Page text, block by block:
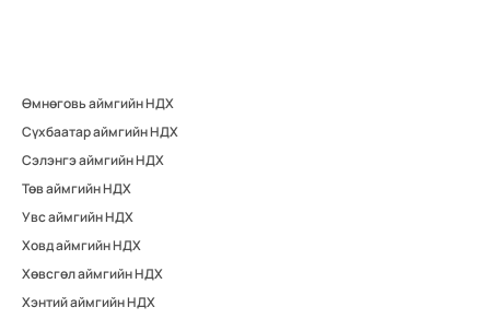
Өмнөговь аймгийн НДХ
Сүхбаатар аймгийн НДХ
Сэлэнгэ аймгийн НДХ
Төв аймгийн НДХ
Увс аймгийн НДХ
Ховд аймгийн НДХ
Хөвсгөл аймгийн НДХ
Хэнтий аймгийн НДХ